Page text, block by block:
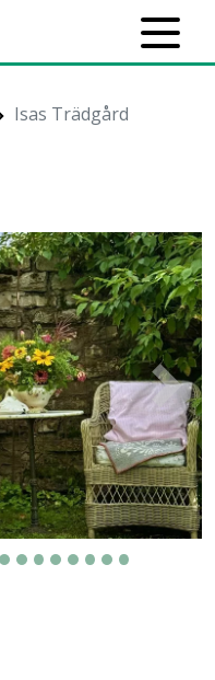
Isas Trädgård
Next